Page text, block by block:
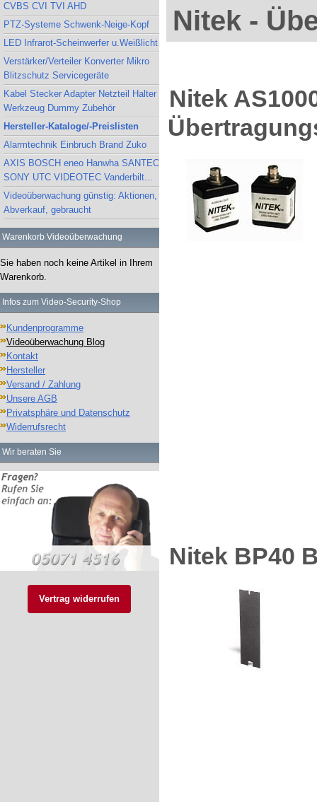
CVBS CVI TVI AHD
PTZ-Systeme Schwenk-Neige-Kopf
LED Infrarot-Scheinwerfer u.Weißlicht
Verstärker/Verteiler Konverter Mikro
Blitzschutz Servicegeräte
Kabel Stecker Adapter Netzteil Halter
Werkzeug Dummy Zubehör
Hersteller-Kataloge/-Preislisten
Alarmtechnik Einbruch Brand Zuko
AXIS BOSCH eneo Hanwha SANTEC
SONY UTC VIDEOTEC Vanderbilt...
Videoüberwachung günstig: Aktionen,
Abverkauf, gebraucht
Warenkorb Videoüberwachung
Sie haben noch keine Artikel in Ihrem
Warenkorb.
Infos zum Video-Security-Shop
Kundenprogramme
Videoüberwachung Blog
Kontakt
Hersteller
Versand / Zahlung
Unsere AGB
Privatsphäre und Datenschutz
Widerrufsrecht
Wir beraten Sie
Vertrag widerrufen
Nitek -
Nitek
Nitek BP40